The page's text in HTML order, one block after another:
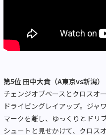
第5位 田中大貴（A東京vs新潟）
チェンジオブペースとクロスオ
ドライビングレイアップ。ジャ
マークを離し、ゆっくりとドリ
シュートと見せかけて、クロス